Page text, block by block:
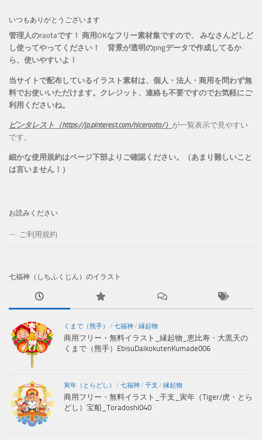
いつもありがとうございます
管理人のraotaです！ 商用OKなフリー素材集ですので、 みなさんどしど
し使ってやってください！ 背景が透明のpngデータで作成してるか
ら、 使いやすいよ！
当サイトで配布しているイラスト素材は、個人・法人・商用を問わず無
料でお使いいただけます。 クレジット、連絡も不要ですのでお気軽にご
利用くださいね。
ピンタレスト（https://jp.pinterest.com/niceraota/） が一覧表示で見やすい
です。
細かな使用規約はページ下部よりご確認ください。（あまり難しいこと
は言いません！）
お読みください
ご利用規約
七福神（しちふくじん）のイラスト
くまで（熊手） / 七福神/ 縁起物
商用フリー・無料イラスト_縁起物_恵比寿・大黒天の
くまで（熊手）EbisuDaikokutenKumade006
寅年（とらどし） / 七福神/ 干支 / 縁起物
商用フリー・無料イラスト_干支_寅年（Tiger/虎・とら
どし）宝船_Toradoshi040